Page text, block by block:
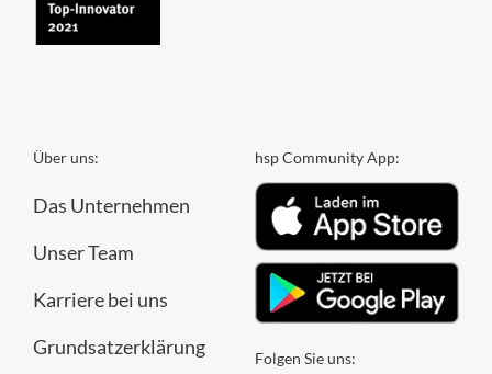
Über uns:
Das Unternehmen
Unser Team
Karriere bei uns
Grundsatzerklärung
hsp Community App:
Folgen Sie uns: